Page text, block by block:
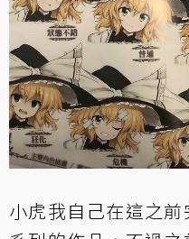
小虎我自己在這之